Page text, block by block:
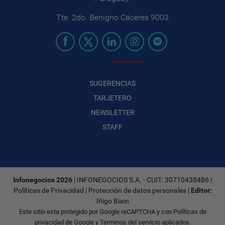
Tte. 2do. Benigno Cáceres 9003
SUGERENCIAS
TARJETERO
NEWSLETTER
STAFF
Infonegocios 2026 | INFONEGOCIOS S.A. · CUIT: 30710438486 |
Políticas de Privacidad | Protección de datos personales| Editor:
Iñigo Biain
Este sitio esta protegido por Google reCAPTCHA y con Políticas de
privacidad de Googley Terminos del servicioaplicados.